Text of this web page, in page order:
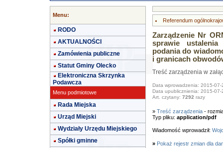
Menu:
RODO
AKTUALNOŚCI
Zamówienia publiczne
Statut Gminy Olecko
Elektroniczna Skrzynka
Podawcza
Menu podmiotowe
Rada Miejska
Urząd Miejski
Wydziały Urzędu Miejskiego
Spółki gminne
Referendum
Zarządzenie Nr
sprawie ustalenia
podania do
i granicach
Treść zarządzenia w
Data wprowadzenia: 2015-07-
Data upublicznienia: 2015-07-
Art. czytany: 7292 razy
» Treść zarządzenia-
Typ pliku: application/pdf
Wiadomość wprowadził:
» Pokaż rejestr zmian dla